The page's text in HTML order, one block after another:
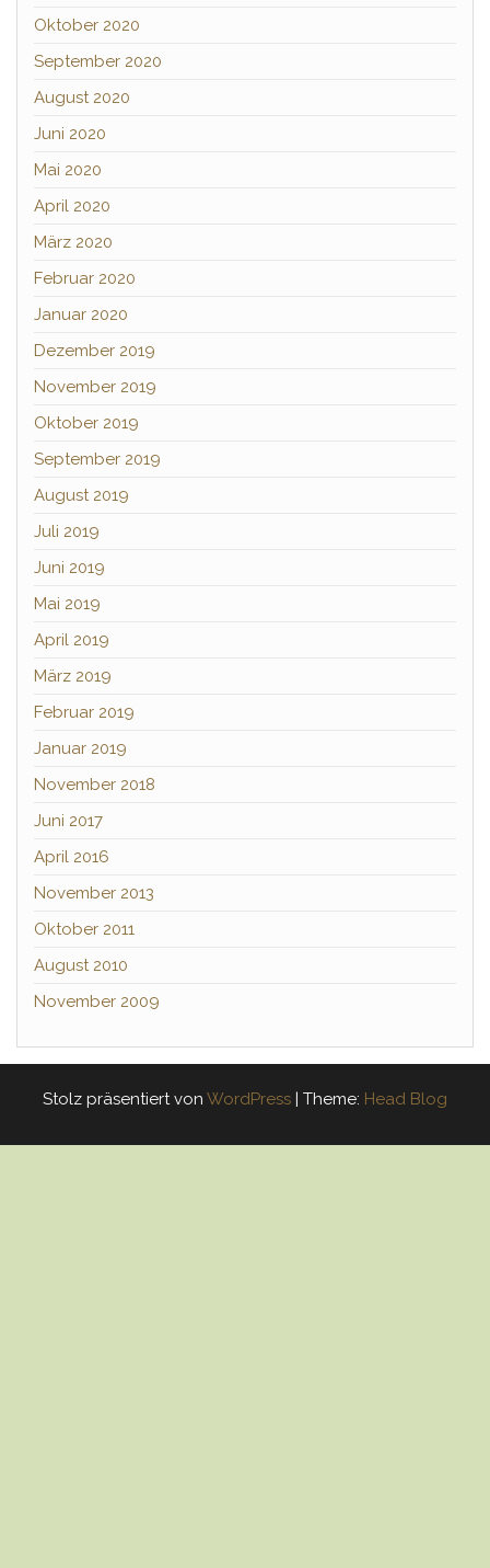
Oktober 2020
September 2020
August 2020
Juni 2020
Mai 2020
April 2020
März 2020
Februar 2020
Januar 2020
Dezember 2019
November 2019
Oktober 2019
September 2019
August 2019
Juli 2019
Juni 2019
Mai 2019
April 2019
März 2019
Februar 2019
Januar 2019
November 2018
Juni 2017
April 2016
November 2013
Oktober 2011
August 2010
November 2009
Stolz präsentiert von WordPress | Theme: Head Blog